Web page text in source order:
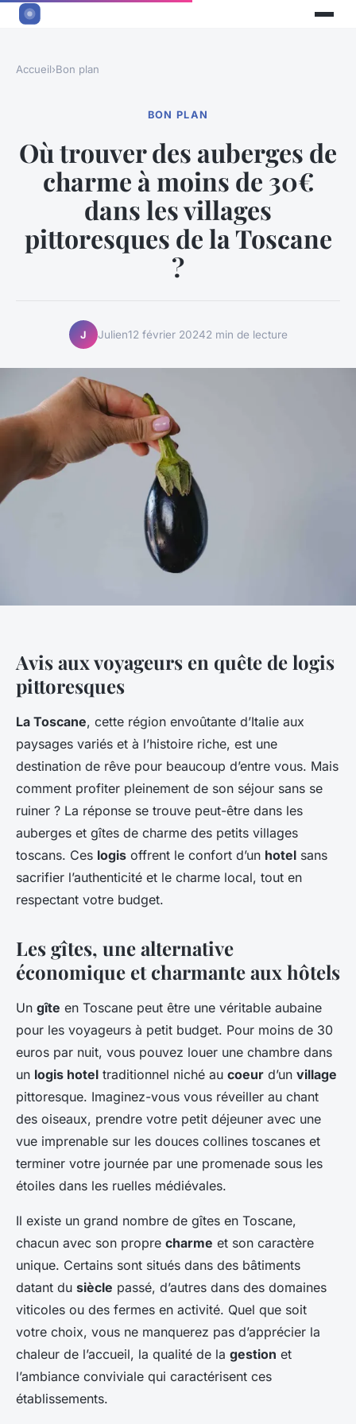
Accueil›Bon plan
BON PLAN
Où trouver des auberges de
charme à moins de 30€
dans les villages
pittoresques de la Toscane
?
J Julien12 février 20242 min de lecture
Avis aux voyageurs en quête de logis
pittoresques
La Toscane, cette région envoûtante d’Italie aux
paysages variés et à l’histoire riche, est une
destination de rêve pour beaucoup d’entre vous. Mais
comment profiter pleinement de son séjour sans se
ruiner ? La réponse se trouve peut-être dans les
auberges et gîtes de charme des petits villages
toscans. Ces logis offrent le confort d’un hotel sans
sacrifier l’authenticité et le charme local, tout en
respectant votre budget.
Les gîtes, une alternative
économique et charmante aux hôtels
Un gîte en Toscane peut être une véritable aubaine
pour les voyageurs à petit budget. Pour moins de 30
euros par nuit, vous pouvez louer une chambre dans
un logis hotel traditionnel niché au coeur d’un village
pittoresque. Imaginez-vous vous réveiller au chant
des oiseaux, prendre votre petit déjeuner avec une
vue imprenable sur les douces collines toscanes et
terminer votre journée par une promenade sous les
étoiles dans les ruelles médiévales.
Il existe un grand nombre de gîtes en Toscane,
chacun avec son propre charme et son caractère
unique. Certains sont situés dans des bâtiments
datant du siècle passé, d’autres dans des domaines
viticoles ou des fermes en activité. Quel que soit
votre choix, vous ne manquerez pas d’apprécier la
chaleur de l’accueil, la qualité de la gestion et
l’ambiance conviviale qui caractérisent ces
établissements.